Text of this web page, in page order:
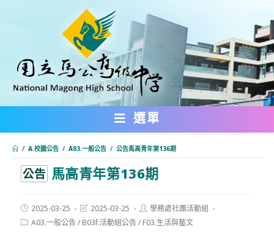
內
選單
/ A.校園公告 / A03.一般公告 / 公告馬高青年第136期
公告 馬高青年第136期
Post
published:
2025-03-25
Post
modified:
2025-03-25
Post
author:
學務處社團活動組
PostA03.一般公告/ B03f.活動組公告/ F03.生活與藝文